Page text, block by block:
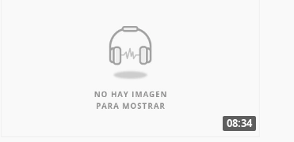
08:34